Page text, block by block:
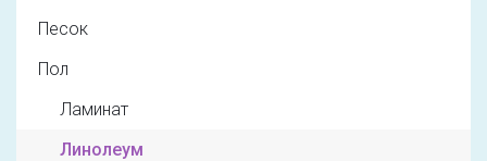
Песок
Пол
Ламинат
Линолеум